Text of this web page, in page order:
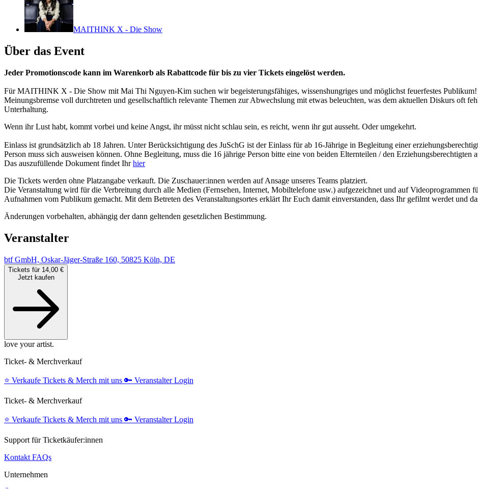
MAITHINK X - Die Show
Über das Event
Jeder Promotionscode kann im Warenkorb als Rabattcode für bis zu vier Tickets eingelöst werden.
Für MAITHINK X - Die Show mit Mai Thi Nguyen-Kim suchen wir begeisterungsfähiges, wissenshungriges und möglichst feuerfestes
Meinungsbremse voll durchtreten und gesellschaftlich relevante Themen zur Abwechslung mit etwas beleuchten, was dem aktuellen Diskurs oft
Unterhaltung.
Wenn ihr Lust habt, kommt vorbei und keine Angst, ihr müsst nicht schlau sein, es reicht, wenn ihr gut ausseht. Oder umgekehrt.
Einlass ist grundsätzlich ab 18 Jahren. Unter Berücksichtigung des JuSchG ist der Einlass für ab 16-Jährige in Begleitung einer
Person muss sich ausweisen können. Ohne Begleitung, muss die 16 jährige Person bitte eine von beiden Elternteilen / den
Das auszufüllende Dokument findet Ihrhier
Die Tickets werden ohne Platzangabe verkauft. Die Zuschauer:innen werden auf Ansage unseres Teams platziert.
Die Veranstaltung wird für die Verbreitung durch alle Medien (Fernsehen, Internet, Mobiltelefone usw.) aufgezeichnet und auf Videoprogrammen
Aufnahmen vom Publikum gemacht. Mit dem Betreten des Veranstaltungsortes erklärt Ihr Euch damit einverstanden, dass Ihr gefilmt werdet und
Änderungen vorbehalten, abhängig der dann geltenden gesetzlichen Bestimmung.
Veranstalter
btf GmbH, Oskar-Jäger-Straße 160, 50825 Köln, DE
Tickets für 14,00 €
Jetzt kaufen
love your artist.
Ticket- & Merchverkauf
⭐️ Verkaufe Tickets & Merch mit uns 🔑 Veranstalter Login
Ticket- & Merchverkauf
⭐️ Verkaufe Tickets & Merch mit uns 🔑 Veranstalter Login
Support für Ticketkäufer:innen
Kontakt FAQs
Unternehmen